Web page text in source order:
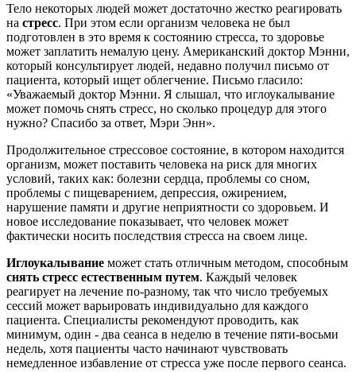
Тело некоторых людей может достаточно жестко реагировать
на стресс. При этом если организм человека не был
подготовлен в это время к состоянию стресса, то здоровье
может заплатить немалую цену. Американский доктор Мэнни,
который консультирует людей, недавно получил письмо от
пациента, который ищет облегчение. Письмо гласило:
«Уважаемый доктор Мэнни. Я слышал, что иглоукалывание
может помочь снять стресс, но сколько процедур для этого
нужно? Спасибо за ответ, Мэри Энн».
Продолжительное стрессовое состояние, в котором находится
организм, может поставить человека на риск для многих
условий, таких как: болезни сердца, проблемы со сном,
проблемы с пищеварением, депрессия, ожирением,
нарушение памяти и другие неприятности со здоровьем. И
новое исследование показывает, что человек может
фактически носить последствия стресса на своем лице.
Иглоукалывание может стать отличным методом, способным
снять стресс естественным путем. Каждый человек
реагирует на лечение по-разному, так что число требуемых
сессий может варьировать индивидуально для каждого
пациента. Специалисты рекомендуют проводить, как
минимум, один - два сеанса в неделю в течение пяти-восьми
недель, хотя пациенты часто начинают чувствовать
немедленное избавление от стресса уже после первого сеанса.